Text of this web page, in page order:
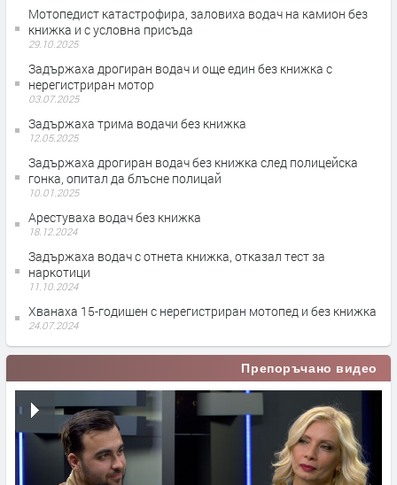
Мотопедист катастрофира, заловиха водач на камион без
книжка и с условна присъда
29.10.2025
Задържаха дрогиран водач и още един без книжка с
нерегистриран мотор
03.07.2025
Задържаха трима водачи без книжка
12.05.2025
Задържаха дрогиран водач без книжка след полицейска
гонка, опитал да блъсне полицай
10.01.2025
Арестуваха водач без книжка
18.12.2024
Задържаха водач с отнета книжка, отказал тест за
наркотици
11.10.2024
Хванаха 15-годишен с нерегистриран мотопед и без книжка
24.07.2024
Препоръчано видео